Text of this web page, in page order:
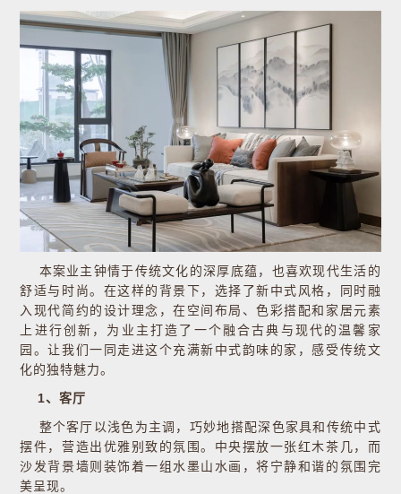
本案业主钟情于传统文化的深厚底蕴，也喜欢现代生活的
舒适与时尚。在这样的背景下，选择了新中式风格，同时融
入现代简约的设计理念，在空间布局、色彩搭配和家居元素
上进行创新，为业主打造了一个融合古典与现代的温馨家
园。让我们一同走进这个充满新中式韵味的家，感受传统文
化的独特魅力。
1、客厅
整个客厅以浅色为主调，巧妙地搭配深色家具和传统中式
摆件，营造出优雅别致的氛围。中央摆放一张红木茶几，而
沙发背景墙则装饰着一组水墨山水画，将宁静和谐的氛围完
美呈现。